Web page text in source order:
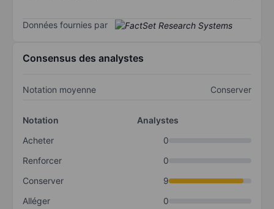
Données fournies par
Consensus des analystes
Notation moyenne Conserver
Notation
Analystes
Acheter
0
Renforcer
0
Conserver
9
Alléger
0